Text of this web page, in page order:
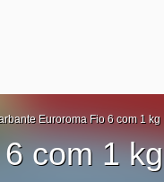
Euroroma Fio 6 com 1 kg
com 1 kg